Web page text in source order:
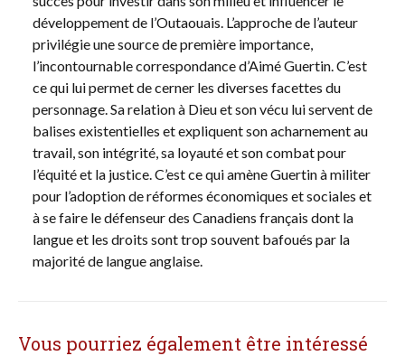
développement de l’Outaouais. L’approche de l’auteur
privilégie une source de première importance,
l’incontournable correspondance d’Aimé Guertin. C’est
ce qui lui permet de cerner les diverses facettes du
personnage. Sa relation à Dieu et son vécu lui servent de
balises existentielles et expliquent son acharnement au
travail, son intégrité, sa loyauté et son combat pour
l’équité et la justice. C’est ce qui amène Guertin à militer
pour l’adoption de réformes économiques et sociales et
à se faire le défenseur des Canadiens français dont la
langue et les droits sont trop souvent bafoués par la
majorité de langue anglaise.
Vous pourriez également être intéressé